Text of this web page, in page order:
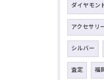
ダイヤモン
アクセサリ
シルバー
査定 福